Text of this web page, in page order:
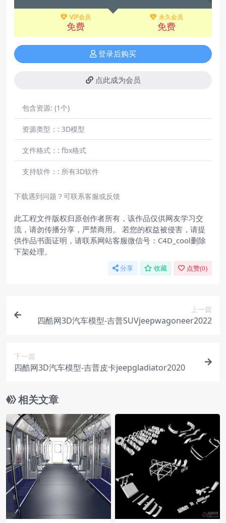
VIP会员
免费
永久会员
免费
登录后购买
点此成为会员
包含资源: (1个)
资源类型：: 3D模型
文件格式：: fbx格式
支持软件：: 所有3D软件
下载遇到问题？可联系客服或反馈
此工程文件版权归原创作者所有，该作品仅供网友学习交
流，请勿传播分享，严禁商用。 若您的权益被侵害，请提
供作品书面证明，请联系网站客服微信号：C4D_cool删除
下架处理。
分享 收藏 点赞(0)
上一篇
四酷网3D汽车模型-吉普SUVjeepwagoneer2022
下一篇
四酷网3D汽车模型-吉普皮卡jeepgladiator2020
相关文章